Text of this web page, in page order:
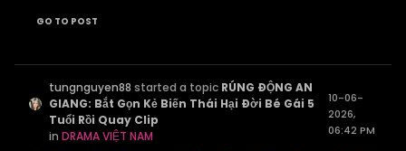
GO TO POST
tungnguyen88 started a topic RÚNG ĐỘNG AN
GIANG: Bắt Gọn Kẻ Biến Thái Hại Đời Bé Gái 5
Tuổi Rồi Quay Clip
in DRAMA VIỆT NAM
10-06-
2026,
06:42 PM